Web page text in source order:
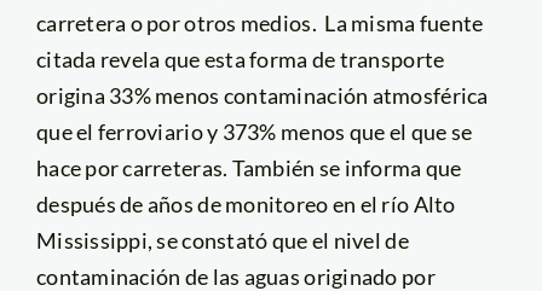
carretera o por otros medios. La misma fuente
citada revela que esta forma de transporte
origina 33% menos contaminación atmosférica
que el ferroviario y 373% menos que el que se
hace por carreteras. También se informa que
después de años de monitoreo en el río Alto
Mississippi, se constató que el nivel de
contaminación de las aguas originado por